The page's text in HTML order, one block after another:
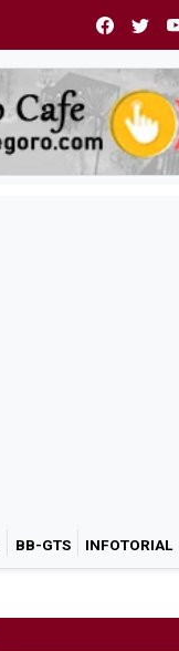
BB-GTS INFOTORIAL